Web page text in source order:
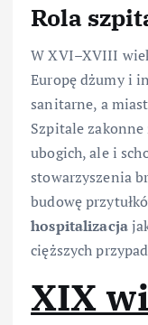
Rola
W XVI–XVIII
Europę dżumy i
sanitarne, a
Szpitale
ubogich, ale i
stowarzyszenia
budowę
hospitalizacja
cięższych
XIX